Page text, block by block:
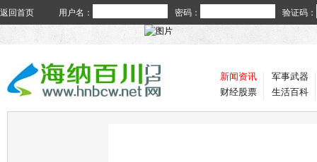
返回首页 用户名： 密码： 验证码：
新闻资讯
财经股票
军事武器
生活百科